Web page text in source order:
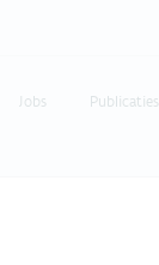
Jobs Publicaties